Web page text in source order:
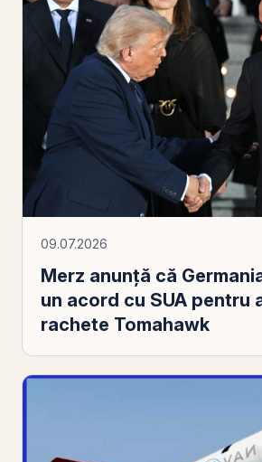
09.07.2026
Merz anunță că
un acord cu SUA pentru
rachete Tomahawk